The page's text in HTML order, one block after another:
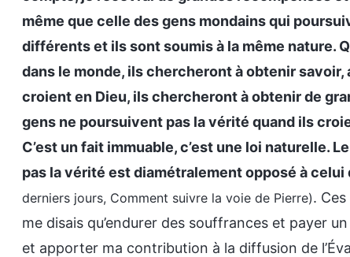
même que celle des gens mondains qui
différents et ils sont soumis à la même nature.
dans le monde, ils chercheront à obtenir savoir,
croient en Dieu, ils chercheront à obtenir de
gens ne poursuivent pas la vérité quand ils
C’est un fait immuable, c’est une loi naturelle.
pas la vérité est diamétralement opposé à celui
derniers jours, Comment suivre la voie de Pierre).
me disais qu’endurer des souffrances et payer
et apporter ma contribution à la diffusion de